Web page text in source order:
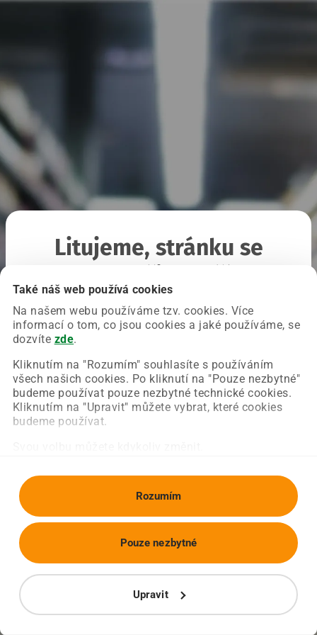
Také náš web používá cookies
Na našem webu používáme tzv. cookies. Více
informací o tom, co jsou cookies a jaké používáme, se
dozvíte zde.
Kliknutím na "Rozumím" souhlasíte s používáním
všech našich cookies. Po kliknutí na "Pouze nezbytné"
budeme používat pouze nezbytné technické cookies.
Kliknutím na "Upravit" můžete vybrat, které cookies
budeme používat.
Rozumím
Upravit
Pouze nezbytné
Litujeme, stránku se
Chyba nastala na naší straně a už ji opravujeme.
Zkuste prosím znovu načíst požadovanou stránku.
Obnovit stránku Úvodní strana